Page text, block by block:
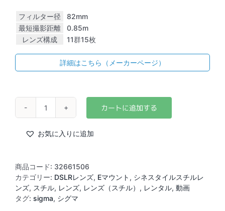
フィルター径
82mm
最短撮影距離
0.85m
レンズ構成
11群15枚
詳細はこちら（メーカーページ）
SIGMA
F1.4
/
Art
(E)
ギ
お気に入りに追加
商品コード: 32661506
カテゴリー: DSLRレンズ, Eマウント , シネスタイルスチルレ
ンズ, スチル, レンズ, レンズ（スチル） , レンタル, 動画
タグ: sigma, シグマ